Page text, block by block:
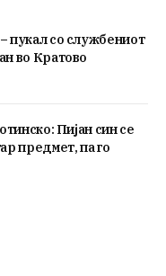
пукал со службениот
во Кратово
Пијан син се
предмет, па го